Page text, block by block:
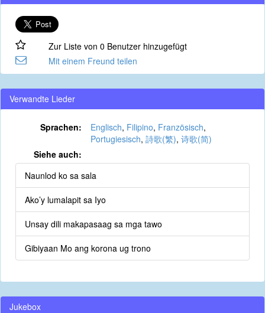
Zur Liste von 0 Benutzer hinzugefügt
Mit einem Freund teilen
Verwandte Lieder
Sprachen: Englisch, Filipino, Französisch,
Portugiesisch, 詩歌(繁), 诗歌(简)
Siehe auch:
Naunlod ko sa sala
Ako’y lumalapit sa Iyo
Unsay dili makapasaag sa mga tawo
Gibiyaan Mo ang korona ug trono
Jukebox